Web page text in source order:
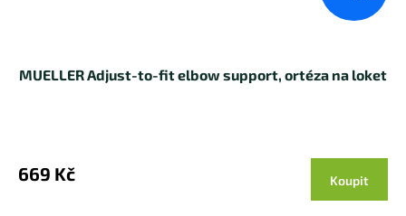
MUELLER Adjust-to-fit elbow support, ortéza na loket
669 Kč Koupit